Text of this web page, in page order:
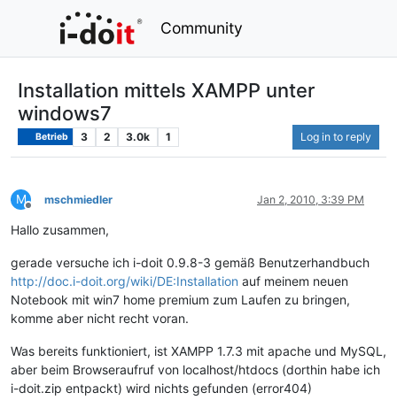
Community
Installation mittels XAMPP unter
windows7
Betrieb 3 2 3.0k 1 Log in to reply
M
Offline
mschmiedler Jan 2, 2010, 3:39 PM
Hallo zusammen,
gerade versuche ich i-doit 0.9.8-3 gemäß Benutzerhandbuch
http://doc.i-doit.org/wiki/DE:Installation auf meinem neuen
Notebook mit win7 home premium zum Laufen zu bringen,
komme aber nicht recht voran.
Was bereits funktioniert, ist XAMPP 1.7.3 mit apache und MySQL,
aber beim Browseraufruf von localhost/htdocs (dorthin habe ich
i-doit.zip entpackt) wird nichts gefunden (error404)